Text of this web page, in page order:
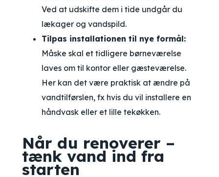
Ved at udskifte dem i tide undgår du
lækager og vandspild.
Tilpas installationen til nye formål:
Måske skal et tidligere børneværelse
laves om til kontor eller gæsteværelse.
Her kan det være praktisk at ændre på
vandtilførslen, fx hvis du vil installere en
håndvask eller et lille tekøkken.
Når du renoverer –
tænk vand ind fra
starten